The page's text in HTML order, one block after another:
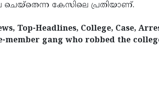
കേസിലെ പ്രതിയാണ്.
Top-Headlines, College, Case,
member gang who robbed the